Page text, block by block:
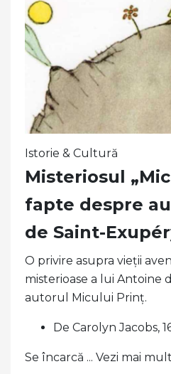
Istorie & Cultură
Misteriosul
fapte despre
de Saint-
O privire asupra vieții
misterioase a lui Antoine
autorul Micului Prinț.
De Carolyn Jacobs,
Se încarcă ... Vezi mai